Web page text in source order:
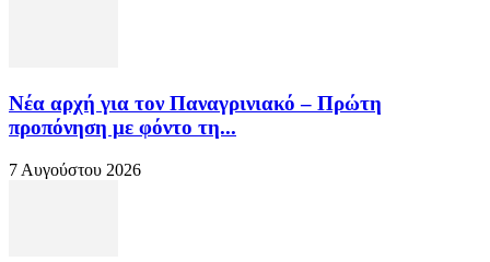
Νέα αρχή για τον Παναγρινιακό – Πρώτη
προπόνηση με φόντο τη...
7 Αυγούστου 2026